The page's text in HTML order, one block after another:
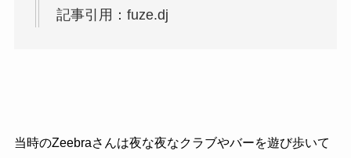
記事引用：fuze.dj
当時のZeebraさんは夜な夜なクラブやバーを遊び歩いて